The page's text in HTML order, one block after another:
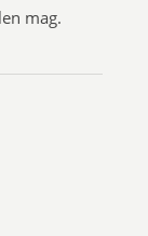
mag.